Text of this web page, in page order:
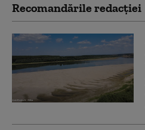
Recomandările redacţiei